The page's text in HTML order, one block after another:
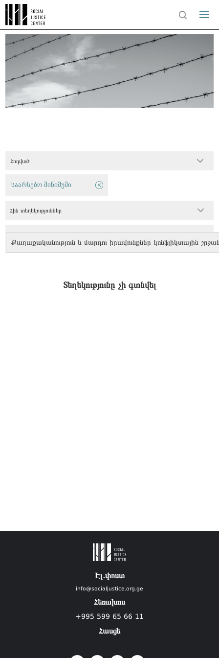
Հոդված
Քաղաքականություն և մարդու իրավունքներ կոնֆլիկտային
საარსებო მინიმუმი
Հին տեղեկություններ
Տեղեկությունը չի գտնվել
Էլ.փոստ
info@socialjustice.org.ge
Հեռախոս
+995 599 65 66 11
Հասցե